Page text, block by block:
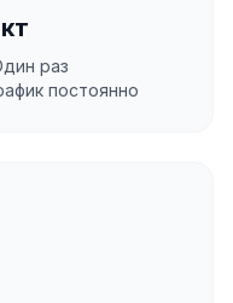
раз
постоянно